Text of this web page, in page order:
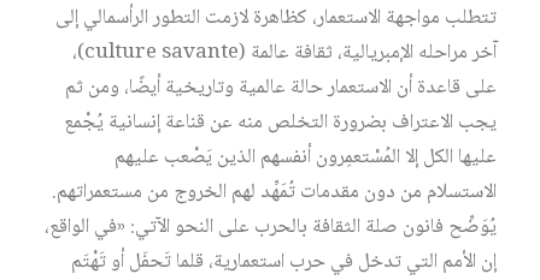
تتطلب مواجهة الاستعمار، كظاهرة لازمت التطور الرأسمالي إلى
آخر مراحله الإمبريالية، ثقافة عالمة (culture savante)،
على قاعدة أن الاستعمار حالة عالمية وتاريخية أيضًا، ومن ثم
يجب الاعتراف بضرورة التخلص منه عن قناعة إنسانية يُجْمع
عليها الكل إلا المُسْتعمِرون أنفسهم الذين يَصْعب عليهم
الاستسلام من دون مقدمات تُمَهِّد لهم الخروج من مستعمراتهم.
يُوَضِّح فانون صلة الثقافة بالحرب على النحو الآتي: «في الواقع،
إن الأمم التي تدخل في حرب استعمارية، قلما تَحفَل أو تَهْتَم